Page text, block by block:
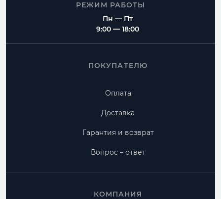
РЕЖИМ РАБОТЫ
Пн — Пт
9:00 — 18:00
ПОКУПАТЕЛЮ
Оплата
Доставка
Гарантия и возврат
Вопрос – ответ
КОМПАНИЯ